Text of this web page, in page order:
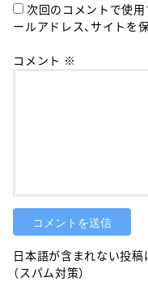
次回のコメントで使用
ールアドレス、サイトを
コメント ※
日本語が含まれない投稿
（スパム対策）